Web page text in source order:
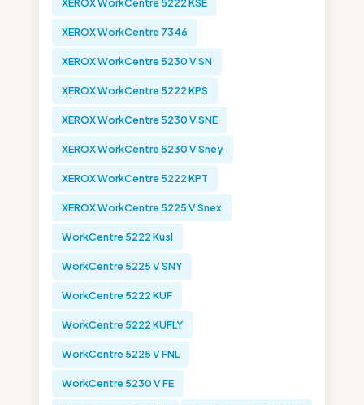
XEROX WorkCentre 7346
XEROX WorkCentre 5230 V SN
XEROX WorkCentre 5222 KPS
XEROX WorkCentre 5230 V SNE
XEROX WorkCentre 5230 V Sney
XEROX WorkCentre 5222 KPT
XEROX WorkCentre 5225 V Snex
WorkCentre 5222 Kusl
WorkCentre 5225 V SNY
WorkCentre 5222 KUF
WorkCentre 5222 KUFLY
WorkCentre 5225 V FNL
WorkCentre 5230 V FE